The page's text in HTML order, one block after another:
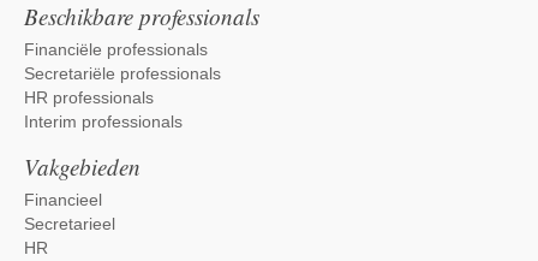
Beschikbare professionals
Financiële professionals
Secretariële professionals
HR professionals
Interim professionals
Vakgebieden
Financieel
Secretarieel
HR